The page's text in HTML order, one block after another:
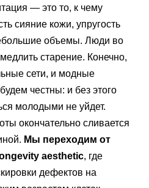
— это то, к чему
сияние кожи, упругость
объемы. Люди во
старение. Конечно,
сети, и модные
честны: и без этого
молодыми не уйдет.
окончательно сливается
Мы переходим от
aesthetic, где
дефектов на